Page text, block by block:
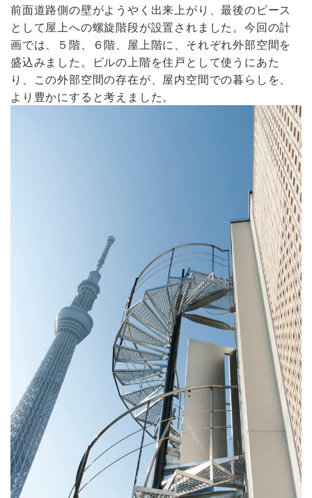
前面道路側の壁がようやく出来上がり、最後のピース
として屋上への螺旋階段が設置されました。今回の計
画では、５階、６階、屋上階に、それぞれ外部空間を
盛込みました。ビルの上階を住戸として使うにあた
り、この外部空間の存在が、屋内空間での暮らしを、
より豊かにすると考えました。